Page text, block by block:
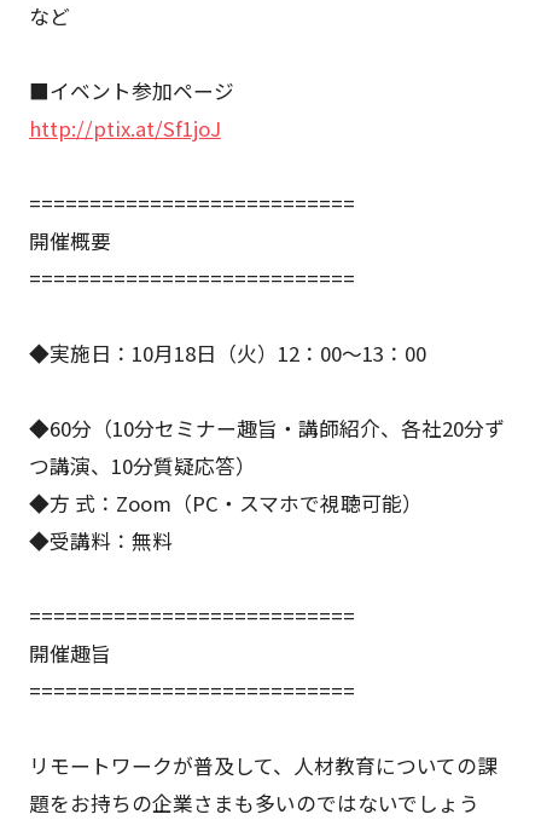
など
■イベント参加ページ
http://ptix.at/Sf1joJ
===========================
開催概要
===========================
◆実施日：10月18日（火）12：00～13：00
◆60分（10分セミナー趣旨・講師紹介、各社20分ず
つ講演、10分質疑応答）
◆方 式：Zoom（PC・スマホで視聴可能）
◆受講料：無料
===========================
開催趣旨
===========================
リモートワークが普及して、人材教育についての課
題をお持ちの企業さまも多いのではないでしょう